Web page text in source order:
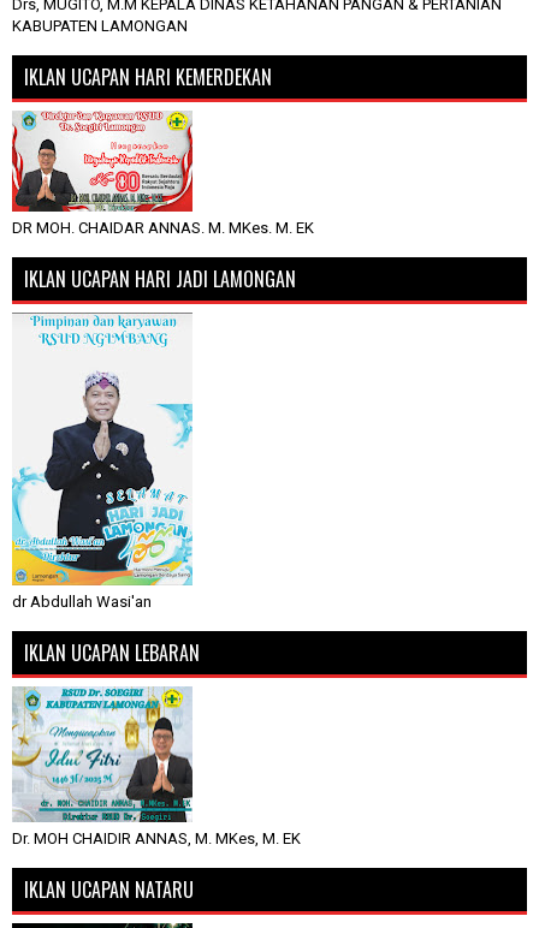
Drs, MUGITO, M.M KEPALA DINAS KETAHANAN PANGAN & PERTANIAN
KABUPATEN LAMONGAN
IKLAN UCAPAN HARI KEMERDEKAN
DR MOH. CHAIDAR ANNAS. M. MKes. M. EK
IKLAN UCAPAN HARI JADI LAMONGAN
dr Abdullah Wasi'an
IKLAN UCAPAN LEBARAN
Dr. MOH CHAIDIR ANNAS, M. MKes, M. EK
IKLAN UCAPAN NATARU